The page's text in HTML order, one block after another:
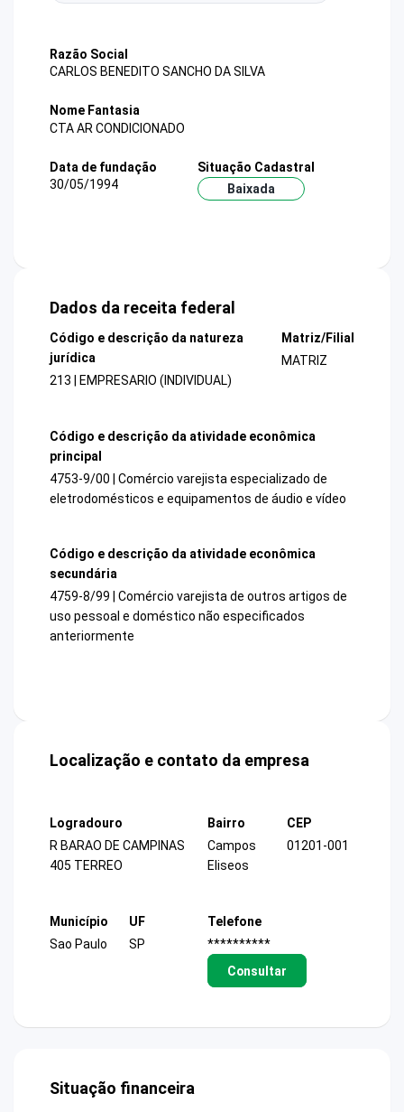
Razão Social
CARLOS BENEDITO SANCHO DA SILVA
Nome Fantasia
CTA AR CONDICIONADO
Data de fundação
30/05/1994
Situação Cadastral
Baixada
Dados da receita federal
Código e descrição da natureza
jurídica
213 | EMPRESARIO (INDIVIDUAL)
Matriz/Filial
MATRIZ
Código e descrição da atividade econômica
principal
4753-9/00 | Comércio varejista especializado de
eletrodomésticos e equipamentos de áudio e vídeo
Código e descrição da atividade econômica
secundária
4759-8/99 | Comércio varejista de outros artigos de
uso pessoal e doméstico não especificados
anteriormente
Localização e contato da empresa
Logradouro
R BARAO DE CAMPINAS
405 TERREO
Bairro
Campos
Eliseos
CEP
01201-001
Município
Sao Paulo
UF
SP
Telefone
**********
Consultar
Situação financeira